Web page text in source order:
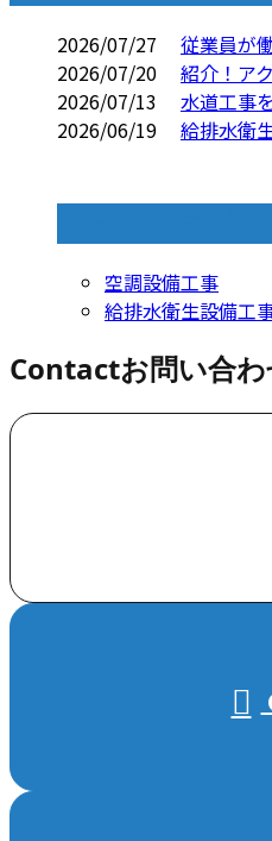
2026/07/27
従業員が
2026/07/20
紹介！ア
2026/07/13
水道工事
2026/06/19
給排水衛
空調設備工事
給排水衛生設備工
Contactお問い合